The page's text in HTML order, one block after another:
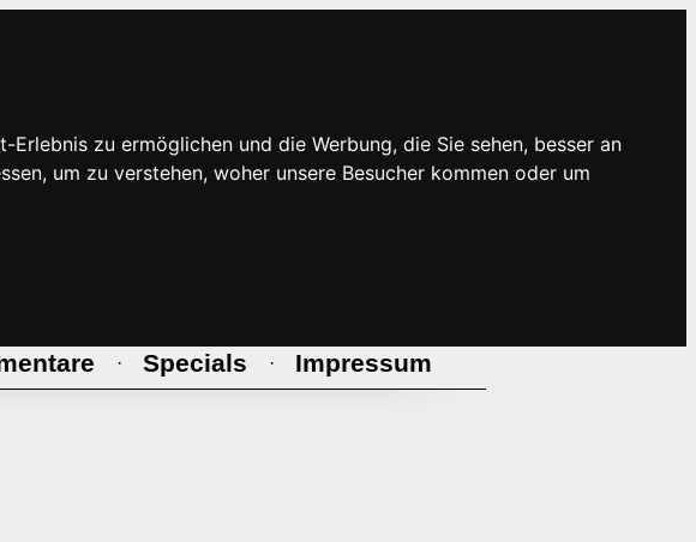
zu ermöglichen und die Werbung, die Sie sehen, besser an
um zu verstehen, woher unsere Besucher kommen oder um
· Specials · Impressum